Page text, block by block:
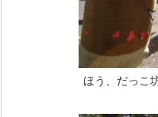
ほう、だっこ